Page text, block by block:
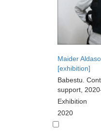
Maider
[exhibition]
Babestu.
support,
Exhibition
2020